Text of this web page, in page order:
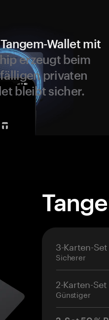
Wallet mit
erzeugt beim
privaten
bleibt sicher.
3-Karten-Set
Sicherer
2-Karten-Set
Günstiger